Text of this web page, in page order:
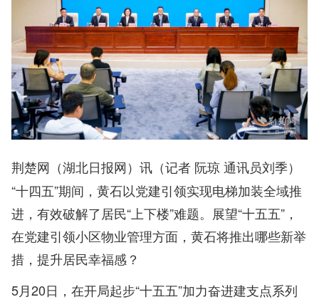
荆楚网（湖北日报网）讯 （记者 阮琼 通讯员刘季）
“十四五”期间，黄石以党建引领实现电梯加装全域推
进，有效破解了居民“上下楼”难题。展望“十五五”，
在党建引领小区物业管理方面，黄石将推出哪些新举
措，提升居民幸福感？
5月20日，在开局起步“十五五”加力奋进建支点系列